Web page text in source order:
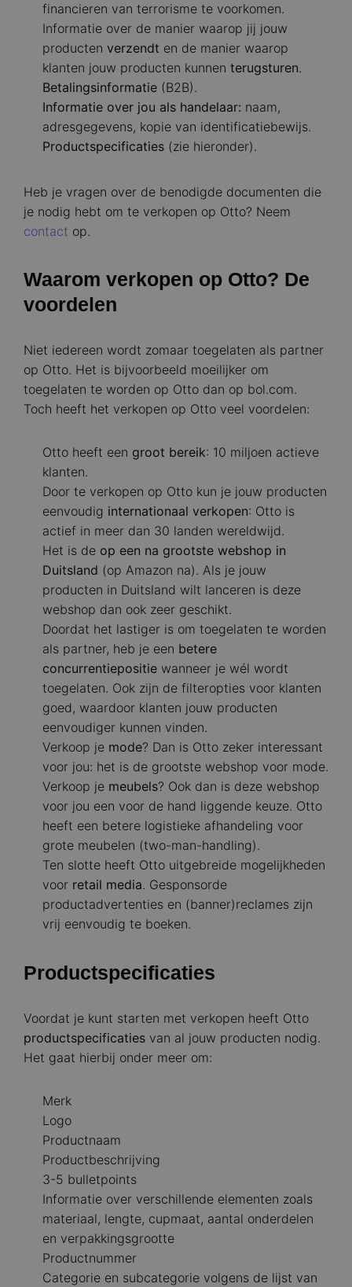
financieren van terrorisme te voorkomen.
Informatie over de manier waarop jij jouw
producten verzendt en de manier waarop
klanten jouw producten kunnen terugsturen.
Betalingsinformatie (B2B).
Informatie over jou als handelaar: naam,
adresgegevens, kopie van identificatiebewijs.
Productspecificaties (zie hieronder).
Heb je vragen over de benodigde documenten die
je nodig hebt om te verkopen op Otto? Neem
contact op.
Waarom verkopen op Otto? De
voordelen
Niet iedereen wordt zomaar toegelaten als partner
op Otto. Het is bijvoorbeeld moeilijker om
toegelaten te worden op Otto dan op bol.com.
Toch heeft het verkopen op Otto veel voordelen:
Otto heeft een groot bereik: 10 miljoen actieve
klanten.
Door te verkopen op Otto kun je jouw producten
eenvoudig internationaal verkopen: Otto is
actief in meer dan 30 landen wereldwijd.
Het is de op een na grootste webshop in
Duitsland (op Amazon na). Als je jouw
producten in Duitsland wilt lanceren is deze
webshop dan ook zeer geschikt.
Doordat het lastiger is om toegelaten te worden
als partner, heb je een betere
concurrentiepositie wanneer je wél wordt
toegelaten. Ook zijn de filteropties voor klanten
goed, waardoor klanten jouw producten
eenvoudiger kunnen vinden.
Verkoop je mode? Dan is Otto zeker interessant
voor jou: het is de grootste webshop voor mode.
Verkoop je meubels? Ook dan is deze webshop
voor jou een voor de hand liggende keuze. Otto
heeft een betere logistieke afhandeling voor
grote meubelen (two-man-handling).
Ten slotte heeft Otto uitgebreide mogelijkheden
voor retail media. Gesponsorde
productadvertenties en (banner)reclames zijn
vrij eenvoudig te boeken.
Productspecificaties
Voordat je kunt starten met verkopen heeft Otto
productspecificaties van al jouw producten nodig.
Het gaat hierbij onder meer om:
Merk
Logo
Productnaam
Productbeschrijving
3-5 bulletpoints
Informatie over verschillende elementen zoals
materiaal, lengte, cupmaat, aantal onderdelen
en verpakkingsgrootte
Productnummer
Categorie en subcategorie volgens de lijst van